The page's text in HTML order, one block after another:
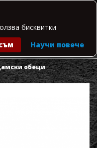
бисквитки
Научи повече
Моята количка
обеци